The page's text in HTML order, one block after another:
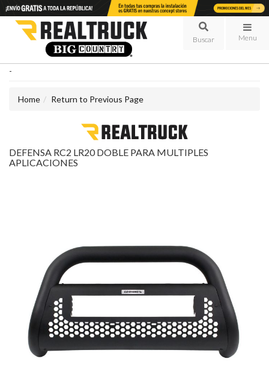
Menu
-
Home Return to Previous Page
DEFENSA RC2 LR20 DOBLE PARA MULTIPLES
APLICACIONES